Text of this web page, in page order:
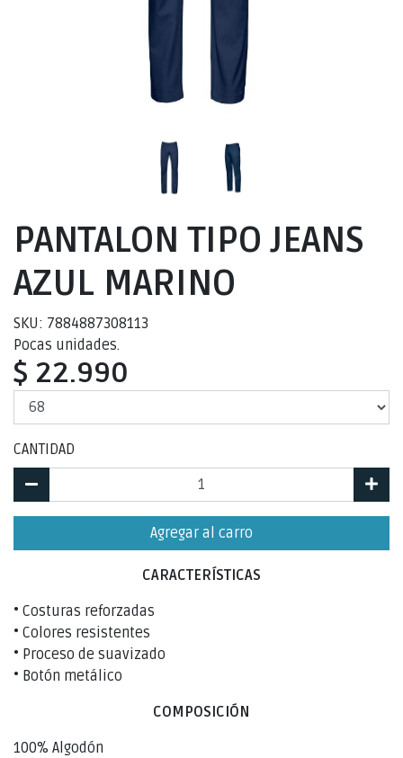
PANTALON TIPO JEANS
AZUL MARINO
SKU: 7884887308113
Pocas unidades.
$ 22.990
CANTIDAD
Agregar al carro
CARACTERÍSTICAS
• Costuras reforzadas
• Colores resistentes
• Proceso de suavizado
• Botón metálico
COMPOSICIÓN
100% Algodón